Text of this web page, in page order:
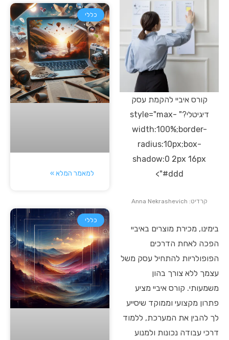
קורס איביי להקמת עסק
דיגיטלי?" style="max-
width:100%;border-
radius:10px;box-
shadow:0 2px 16px
#ddd">
קרדיט: Anna Nekrashevich
בימינו, מכירת מוצרים באיביי
הפכה לאחת הדרכים
הפופולריות להתחיל עסק משל
עצמך ללא צורך בהון
משמעותי. קורס איביי מציע
פתרון מקצועי וממוקד שיסייע
לך להבין את המערכת, ללמוד
דרכי עבודה נכונות ולמנוע
כללי
למאמר המלא »
כללי